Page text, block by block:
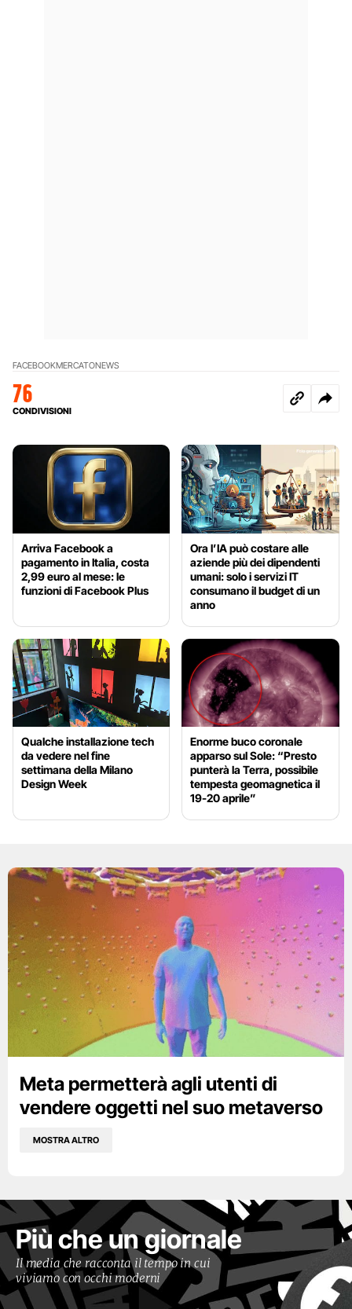
FACEBOOKMERCATONEWS
76
CONDIVISIONI
Arriva Facebook a
pagamento in Italia, costa
2,99 euro al mese: le
funzioni di Facebook Plus
Ora l’IA può costare alle
aziende più dei dipendenti
umani: solo i servizi IT
consumano il budget di un
anno
Qualche installazione tech
da vedere nel fine
settimana della Milano
Design Week
Enorme buco coronale
apparso sul Sole: “Presto
punterà la Terra, possibile
tempesta geomagnetica il
19-20 aprile”
Meta permetterà agli utenti di
vendere oggetti nel suo metaverso
MOSTRA ALTRO
Più che un giornale
Il media che racconta il tempo in cui
viviamo con occhi moderni